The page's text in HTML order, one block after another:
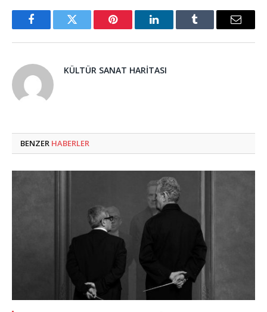
FacebookTwitter Pinterest LinkedInTumblr Email
KÜLTÜR SANAT HARITASI
BENZER HABERLER